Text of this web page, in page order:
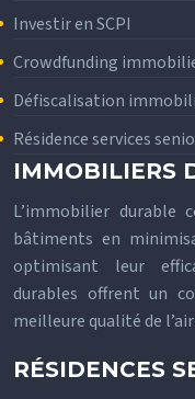
Investir en SCPI
Crowdfunding
Défiscalisation
Résidence services
IMMOBILIERS
L’immobilier durable
bâtiments en
optimisant leur
durables offrent un
meilleure qualité de
RÉSIDENCES